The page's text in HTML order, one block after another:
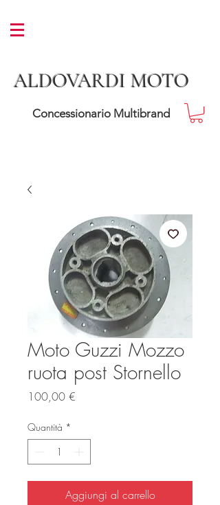
ALDOVARDI MOTO
Concessionario Multibrand
Moto Guzzi Mozzo
ruota post Stornello
100,00 €
Quantità *
Aggiungi al carrello